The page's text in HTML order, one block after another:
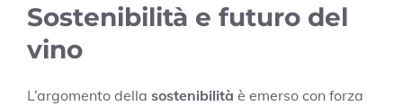
Sostenibilità e futuro del
vino
L’argomento della sostenibilità è emerso con forza